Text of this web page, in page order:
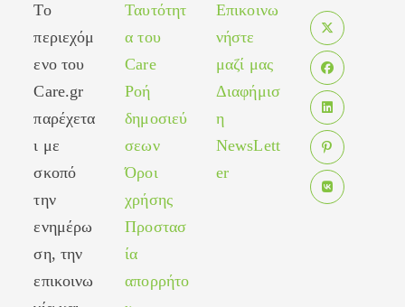
Το
περιεχόμ
ενο του
Care.gr
παρέχετα
ι με
σκοπό
την
ενημέρω
ση, την
επικοινω
Ταυτότητ
α του
Care
Ροή
δημοσιεύ
σεων
Όροι
χρήσης
Προστασ
ία
απορρήτο
Επικοινω
νήστε
μαζί μας
Διαφήμισ
η
NewsLett
er
Opens
in
a
new
tab
Opens
in
a
new
tab
Opens
in
a
new
Opens
in